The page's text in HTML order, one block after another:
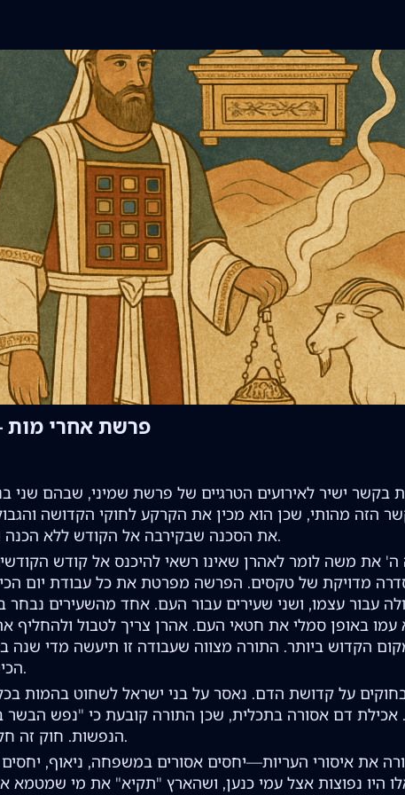
פרשת אחרי מות
ישיר לאירועים הטרגיים של פרשת שמיני, שבהם שני
הזה מהותי, שכן הוא מכין את הקרקע לחוקי הקדושה
את הסכנה שבקירבה אל הקודש ללא הכנה וכבוד ראויים, לקח שמלווה את כל הפרשה.
את משה לומר לאהרן שאינו רשאי להיכנס אל קודש
מדויקת של טקסים. הפרשה מפרטת את כל עבודת יום
עבור עצמו, ושני שעירים עבור העם. אחד מהשעירים
עמו באופן סמלי את חטאי העם. אהרן צריך לטבול ולהחליף
הקדוש ביותר. התורה מצווה שעבודה זו תיעשה מדי
הכיפורים כיום כפרה, צום ועינוי הנפש לדורות.
על קדושת הדם. נאסר על בני ישראל לשחוט בהמות
דם אסורה בתכלית, שכן התורה קובעת כי "נפש הבשר
הנפשות. חוק זה חל גם על בני ישראל וגם על הגר הגר בתוכם.
את איסורי העריות—יחסים אסורים במשפחה, ניאוף,
היו נפוצות אצל עמי כנען, ושהארץ "תקיא" את מי שמטמא